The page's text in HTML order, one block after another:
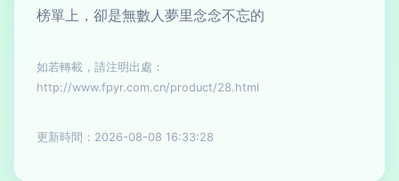
榜單上，卻是無數人夢里念念不忘的
如若轉載，請注明出處：
http://www.fpyr.com.cn/product/28.html
更新時間：2026-08-08 16:33:28